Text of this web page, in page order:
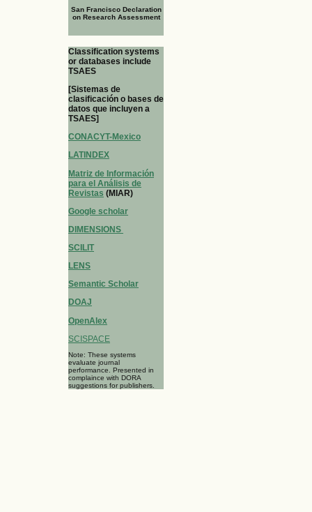
San Francisco Declaration
on Research Assessment
Classification systems
or databases include
TSAES
[Sistemas de
clasificación o bases de
datos que incluyen a
TSAES]
CONACYT-Mexico
LATINDEX
Matriz de Información
para el Análisis de
Revistas (MIAR)
Google scholar
DIMENSIONS
SCILIT
LENS
Semantic Scholar
DOAJ
OpenAlex
SCISPACE
Note: These systems
evaluate journal
performance. Presented in
complaince with DORA
suggestions for publishers.